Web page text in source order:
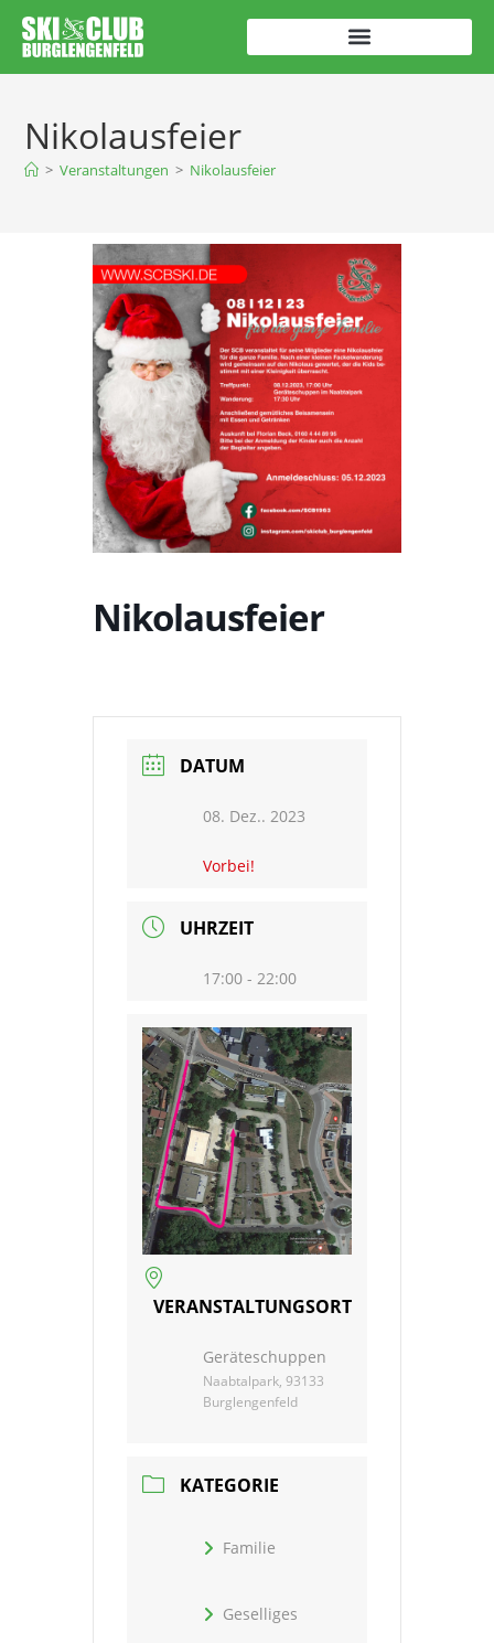
Nikolausfeier
> Veranstaltungen > Nikolausfeier
Nikolausfeier
DATUM
08. Dez.. 2023
Vorbei!
UHRZEIT
17:00 - 22:00
VERANSTALTUNGSORT
Geräteschuppen
Naabtalpark, 93133
Burglengenfeld
KATEGORIE
Familie
Geselliges